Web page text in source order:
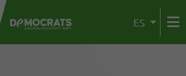
ES